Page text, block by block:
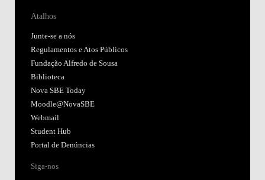
Atalhos
Junte-se a nós
Regulamentos e Atos Públicos
Fundação Alfredo de Sousa
Biblioteca
Nova SBE Today
Moodle@NovaSBE
Webmail
Student Hub
Portal de Denúncias
Siga-nos